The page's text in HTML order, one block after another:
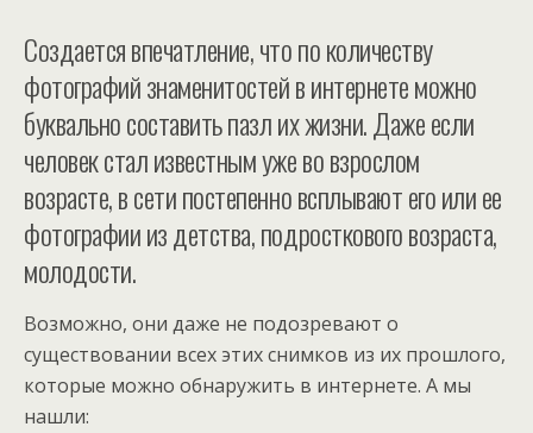
Создается впечатление, что по количеству
фотографий знаменитостей в интернете можно
буквально составить пазл их жизни. Даже если
человек стал известным уже во взрослом
возрасте, в сети постепенно всплывают его или ее
фотографии из детства, подросткового возраста,
молодости.
Возможно, они даже не подозревают о
существовании всех этих снимков из их прошлого,
которые можно обнаружить в интернете. А мы
нашли: